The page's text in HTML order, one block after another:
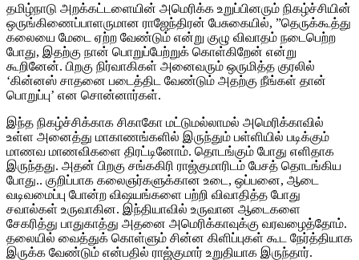
தமிழ்நாடு அறக்கட்டளையின் அமெரிக்க உறுப்பினரும் நிகழ்ச்சியின்
ஒருங்கிணைப்பாளருமான ராஜேந்திரன் பேசுகையில், ”தெருக்கூத்து
கலையை மேடை ஏற்ற வேண்டும் என்று குழு விவாதம் நடைபெற்ற
போது, இதற்கு நான் பொறுப்பேற்றுக் கொள்கிறேன் என்று
கூறினேன். பிறகு நிர்வாகிகள் அனைவரும் ஒருமித்த குரலில்
‘கின்னஸ் சாதனை படைத்திட வேண்டும் அதற்கு நீங்கள் தான்
பொறுப்பு’ என சொன்னார்கள்.
இந்த நிகழ்ச்சிக்காக சிகாகோ மட்டுமல்லாமல் அமெரிக்காவில்
உள்ள அனைத்து மாகாணங்களில் இருந்தும் பள்ளியில் படிக்கும்
மாணவ மாணவிகளை திரட்டினோம். தொடங்கும் போது எளிதாக
இருந்தது. அதன் பிறகு சங்ககிரி ராஜ்குமாரிடம் பேசத் தொடங்கிய
போது.. குறிப்பாக கலைஞர்களுக்கான உடை, ஒப்பனை, ஆடை
வடிவமைப்பு போன்ற விஷயங்களை பற்றி விவாதித்த போது
சவால்கள் உருவாகின. இந்தியாவில் உருவான ஆடைகளை
சேகரித்து பாதுகாத்து அதனை அமெரிக்காவுக்கு வரவழைத்தோம்.
தலையில் வைத்துக் கொள்ளும் சின்ன கிளிப்புகள் கூட நேர்த்தியாக
இருக்க வேண்டும் என்பதில் ராஜ்குமார் உறுதியாக இருந்தார்.